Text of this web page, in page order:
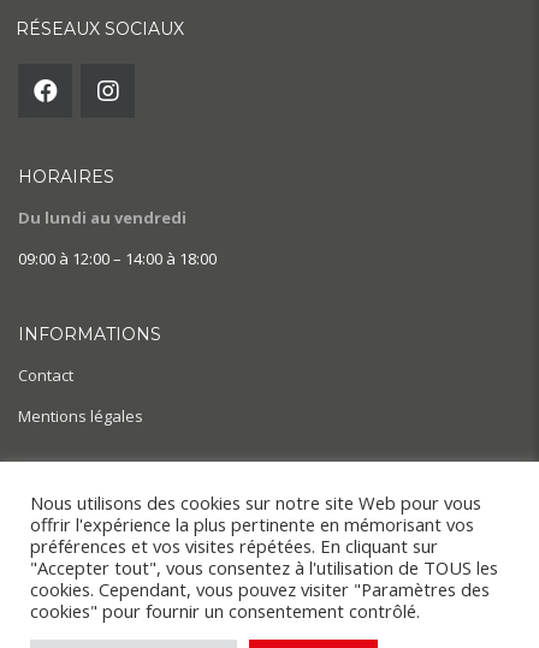
RÉSEAUX SOCIAUX
HORAIRES
Du lundi au vendredi
09:00 à 12:00 – 14:00 à 18:00
INFORMATIONS
Contact
Mentions légales
AIDE & ACTUALITÉS
BLOG
Copyright © 2022. SnapMotion
Nous utilisons des cookies sur notre site Web pour vous
offrir l'expérience la plus pertinente en mémorisant vos
préférences et vos visites répétées. En cliquant sur
"Accepter tout", vous consentez à l'utilisation de TOUS les
cookies. Cependant, vous pouvez visiter "Paramètres des
cookies" pour fournir un consentement contrôlé.